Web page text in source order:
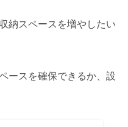
納スペースを増やしたい
ースを確保できるか、設